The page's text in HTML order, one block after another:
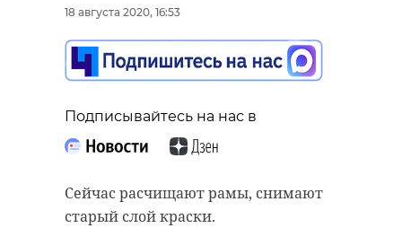
18 августа 2020, 16:53
Подписывайтесь на нас в
Сейчас расчищают рамы, снимают
старый слой краски.